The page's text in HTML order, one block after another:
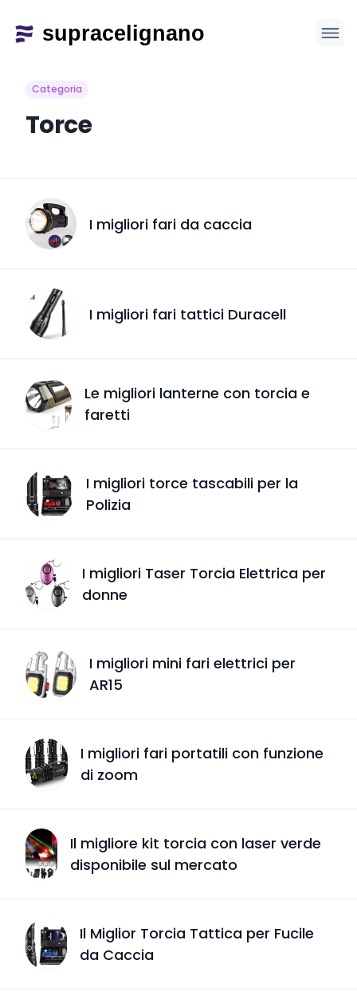
Categoria
Torce
I migliori fari da caccia
I migliori fari tattici Duracell
Le migliori lanterne con torcia e
faretti
I migliori torce tascabili per la
Polizia
I migliori Taser Torcia Elettrica per
donne
I migliori mini fari elettrici per
AR15
I migliori fari portatili con funzione
di zoom
Il migliore kit torcia con laser verde
disponibile sul mercato
Il Miglior Torcia Tattica per Fucile
da Caccia